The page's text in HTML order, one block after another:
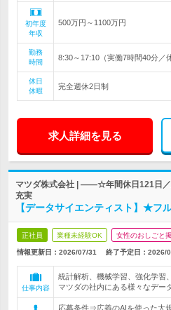
初年度
年収
500万円～1100万円
勤務
時間
8:30～17:10（実働7時間40分／
休日
休暇
完全週休2日制
求人詳細を見る
マツダ株式会社 | ――☆年間休日121日／
充実
【データサイエンティスト】★フ
正社員 業種未経験OK 女性のおしごと
情報更新日：2026/07/31 終了予定日： 2026/
仕事内容
統計解析、機械学習、強化学習
マツダの社内にある様々なデー
応募条件⇒広義のAIを使った大